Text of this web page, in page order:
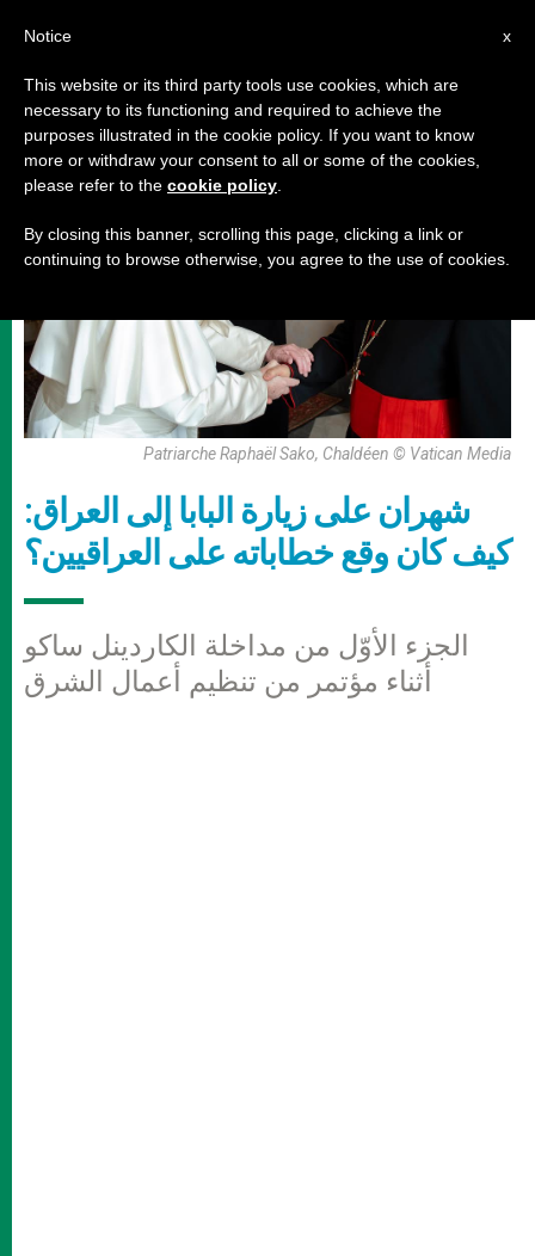
رحلات البابا
Patriarche Raphaël Sako, Chaldéen © Vatican Media
شهران على زيارة البابا إلى العراق:
كيف كان وقع خطاباته على العراقيين؟
الجزء الأوّل من مداخلة الكاردينل ساكو
أثناء مؤتمر من تنظيم أعمال الشرق
x
Notice
This website or its third party tools use cookies, which are
necessary to its functioning and required to achieve the
purposes illustrated in the cookie policy. If you want to know
more or withdraw your consent to all or some of the cookies,
please refer to the cookie policy
By closing this banner, scrolling this page, clicking a link or
continuing to browse otherwise, you agree to the use of cookies.